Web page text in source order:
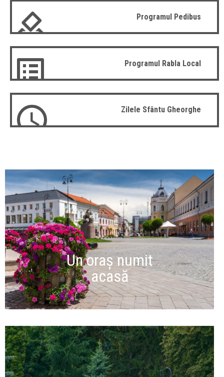
Programul Pedibus
Programul Rabla Local
Zilele Sfântu Gheorghe
Un oraș numit
acasă